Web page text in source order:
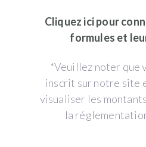
Cliquez ici pour
formules et
*Veuillez noter que
inscrit sur notre site
visualiser les
la